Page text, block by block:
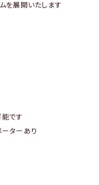
を展開いたします
です
ターあり